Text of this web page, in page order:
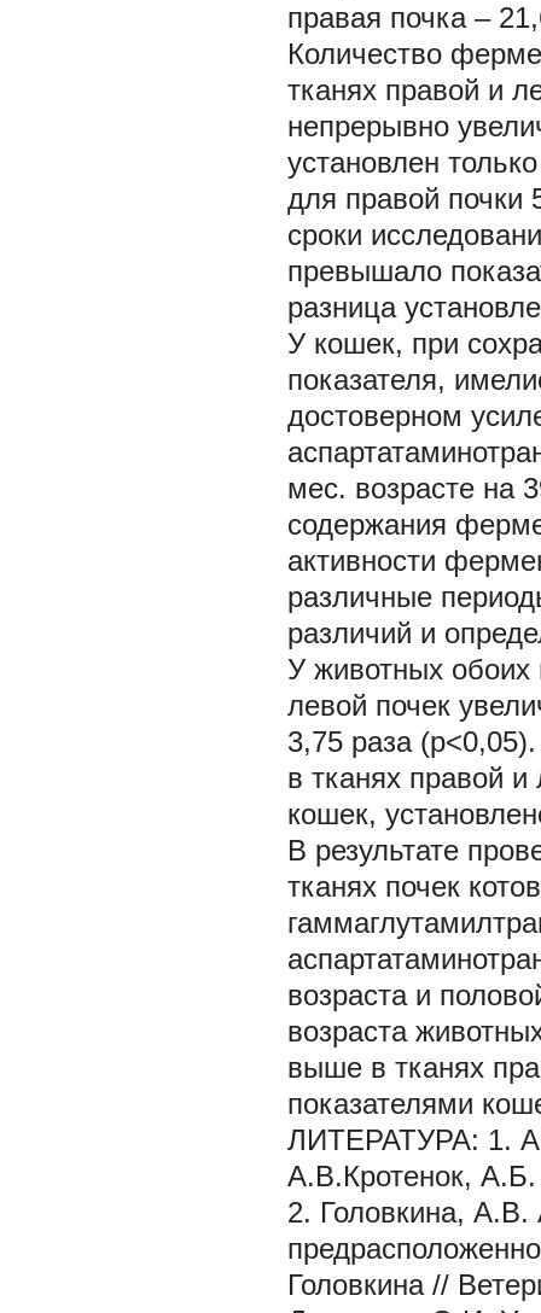
правая почка –
Количество
тканях правой и
непрерывно
установлен
для правой почки
сроки
превышало
разница
У кошек, при
показателя,
достоверном
мес. возрасте на
содержания
активности
различные
различий и
У животных обоих
левой почек
3,75 раза
в тканях правой и
кошек,
В результате
тканях почек
возраста и
возраста
выше в тканях
показателями
ЛИТЕРАТУРА: 1.
А.В.Кротенок,
2. Головкина, А.В.
Головкина //